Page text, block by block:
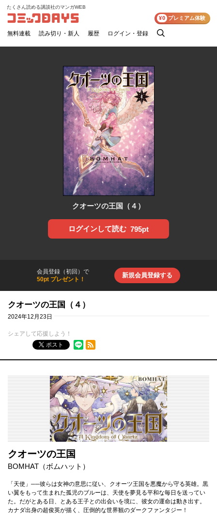
コミックDAYS
たくさん読める講談社のマンガWEB
無料連載 読み切り・新人 履歴 ログイン・登録
検
¥0 プレミアム体験
クオーツの王国（４）
ログインして読む 795pt
会員登録（初回）で
50pt プレゼント！
新規会員登録する
クオーツの王国（４）
2024年12月23日
シェアして応援しよう！
ポスト
RSSフィード
クオーツの王国
BOMHAT（ボムハット）
「天使」──彼らは女神の意思に従い、クオーツ王国を悪魔から守る英雄。黒
い翼をもって生まれた孤児のブルーは、天使を夢見る平和な毎日を送ってい
た。だがとある日、とある王子との出会いを境に、彼女の運命は動き出す。
カナダ出身の超俊英が描く、圧倒的な世界観のダークファンタジー！